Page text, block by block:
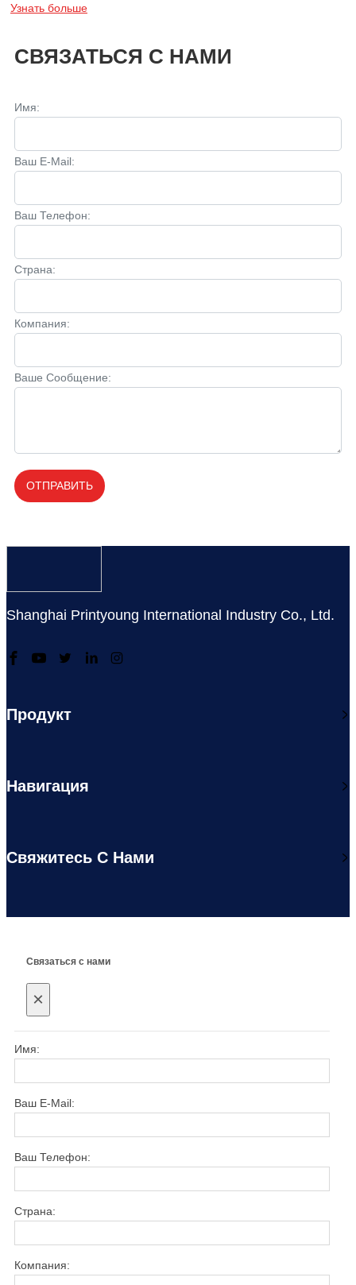
Узнать больше
СВЯЗАТЬСЯ С НАМИ
Имя:
Ваш E-Mail:
Ваш Телефон:
Страна:
Компания:
Ваше Сообщение:
ОТПРАВИТЬ
Shanghai Printyoung International Industry Co., Ltd.
Продукт
Навигация
Свяжитесь С Нами
Связаться с нами
×
Имя:
Ваш E-Mail:
Ваш Телефон:
Страна:
Компания: